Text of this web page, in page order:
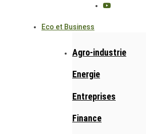
Eco et Business
Agro-industrie
Energie
Entreprises
Finance